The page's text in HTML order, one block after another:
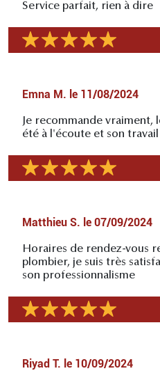
Service parfait, rien à dire
Emna M. le 11/08/2024
Je recommande vraiment,
été à l'écoute et son
Matthieu S. le 07/09/2024
Horaires de rendez-vous
plombier, je suis très
son professionnalisme
Riyad T. le 10/09/2024